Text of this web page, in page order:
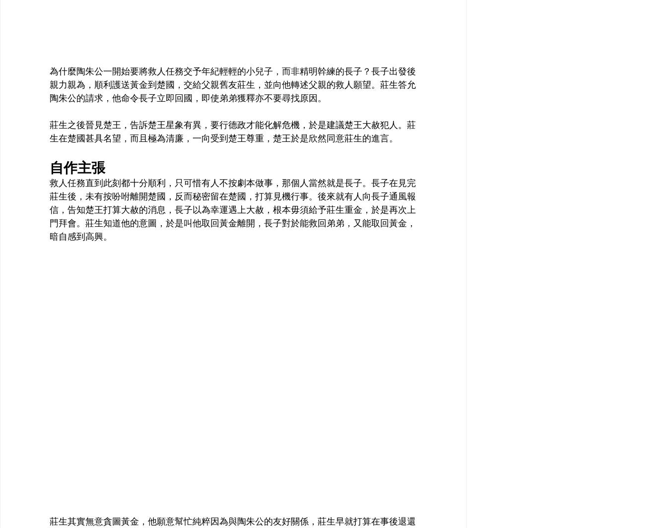
為什麼陶朱公一開始要將救人任務交予年紀輕輕的小兒子，而非精明幹練的長子？長子出發後
親力親為，順利護送黃金到楚國，交給父親舊友莊生，並向他轉述父親的救人願望。莊生答允
陶朱公的請求，他命令長子立即回國，即使弟弟獲釋亦不要尋找原因。
莊生之後晉見楚王，告訴楚王星象有異，要行德政才能化解危機，於是建議楚王大赦犯人。莊
生在楚國甚具名望，而且極為清廉，一向受到楚王尊重，楚王於是欣然同意莊生的進言。
自作主張
救人任務直到此刻都十分順利，只可惜有人不按劇本做事，那個人當然就是長子。長子在見完
莊生後，未有按吩咐離開楚國，反而秘密留在楚國，打算見機行事。後來就有人向長子通風報
信，告知楚王打算大赦的消息，長子以為幸運遇上大赦，根本毋須給予莊生重金，於是再次上
門拜會。莊生知道他的意圖，於是叫他取回黃金離開，長子對於能救回弟弟，又能取回黃金，
暗自感到高興。
莊生其實無意貪圖黃金，他願意幫忙純粹因為與陶朱公的友好關係，莊生早就打算在事後退還